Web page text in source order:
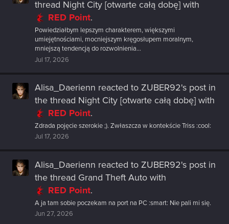
thread Night City [otwarte całą dobę] with
RED Point.
Powiedziałbym lepszym charakterem, większymi
umiejętnościami, mocniejszym kręgosłupem moralnym,
mniejszą tendencją do rozwolnienia...
Jul 17, 2026
Alisa_Daerienn reacted to ZUBER92's post in
the thread Night City [otwarte całą dobę] with
RED Point.
Zdrada pojęcie szerokie ;). Zwłaszcza w kontekście Triss :cool:
Jul 17, 2026
Alisa_Daerienn reacted to ZUBER92's post in
the thread Grand Theft Auto with
RED Point.
A ja tam sobie poczekam na port na PC :smart: Nie pali mi się.
Jun 27, 2026